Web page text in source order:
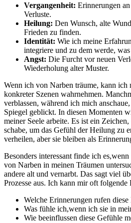
Vergangenheit: Erinnerungen
Verluste.
Heilung: Den​ Wunsch, ⁢alte
Frieden zu ‍finden.
Identität: Wie ich meine
integriere⁣ und zu dem werde,
Angst: Die Furcht vor neuen
‍Wiederholung alter Muster.
Wenn​ ich​ von Narben träume, kann ich
⁤konkreter Szenen‍ wahrnehmen.‍
verblassen, während ich mich
Spiegel geblickt. In diesen ⁤Momenten
meiner ⁢Seele arbeite. Es ist ein
schabe, um das Gefühl der Heilung zu
verheilen, aber sie bleiben als⁤
Besonders interessant finde ich
von Narben⁤ in ​meinen Träumen
andere alt und ​vernarbt. Das sagt viel⁣
Prozesse aus. Ich kann mir ⁤oft folgende
Welche​ Erinnerungen⁣ rufen
Was fühle ich,wenn ich sie in
Wie beeinflussen ⁤diese Gefühle